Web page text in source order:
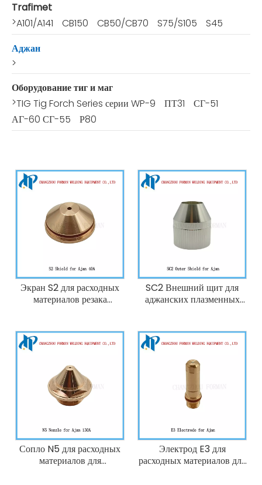
Trafimet
>A101/A141 CB150 CB50/CB70 S75/S105
S45
Аджан
>
Оборудование тиг и маг
>TIG Tig Forch Series серии WP-9 ПТ31
СГ-51
АГ-60 СГ-55
Р80
Экран S2 для расходных
материалов резака
SC2 Внешний щит для
аджанских плазменных
Сопло N5 для расходных
материалов для
Электрод E3 для
расходных материалов для